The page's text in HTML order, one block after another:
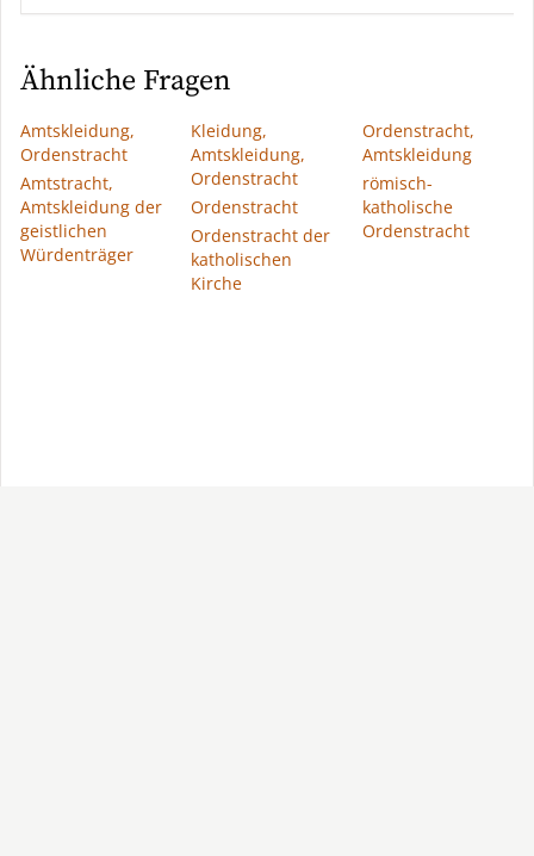
Ähnliche Fragen
Amtskleidung,
Ordenstracht
Amtstracht,
Amtskleidung der
geistlichen
Würdenträger
Kleidung,
Amtskleidung,
Ordenstracht
Ordenstracht
Ordenstracht der
katholischen
Kirche
Ordenstracht,
Amtskleidung
römisch-
katholische
Ordenstracht